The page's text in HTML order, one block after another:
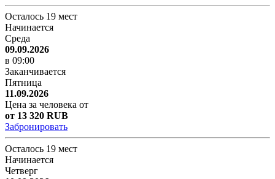
Осталось 19 мест
Начинается
Среда
09.09.2026
в 09:00
Заканчивается
Пятница
11.09.2026
Цена за человека от
от 13 320 RUB
Забронировать
Осталось 19 мест
Начинается
Четверг